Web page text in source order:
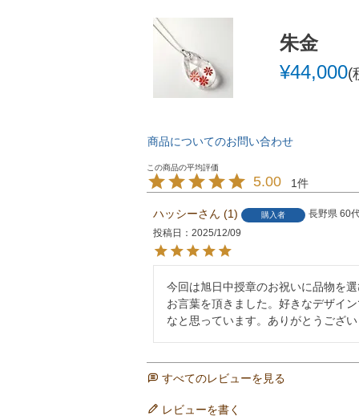
朱金
¥44,000
商品についてのお問い合わせ
5.00 1
ハッシー 1 購入者 長野県 60
投稿日
2025/12/09
今回は旭日中授章のお祝いに品物を
お言葉を頂きました。好きなデザイ
なと思っています。ありがとうござ
すべてのレビューを見る
レビューを書く